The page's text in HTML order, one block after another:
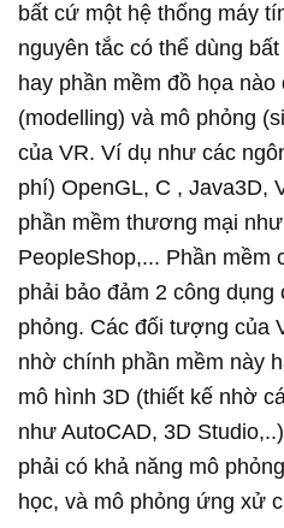
bất cứ một hệ thống máy
nguyên tắc có thể dùng
hay phần mềm đồ họa
(modelling) và mô phỏng
của VR. Ví dụ như các
phí) OpenGL, C , Java3D,
phần mềm thương mại
PeopleShop,... Phần mềm
phải bảo đảm 2 công
phỏng. Các đối tượng của
nhờ chính phần mềm này
mô hình 3D (thiết kế nhờ
như AutoCAD, 3D
phải có khả năng mô
học, và mô phỏng ứng xử